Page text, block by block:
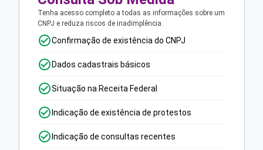
Tenha acesso completo a todas as informações sobre um
CNPJ e reduza riscos de inadimplência.
Confirmação de existência do CNPJ
Dados cadastrais básicos
Situação na Receita Federal
Indicação de existência de protestos
Indicação de consultas recentes